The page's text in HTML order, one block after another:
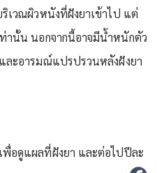
เวณผิวหนังที่ฝังยาเข้าไป แต่
านั้น นอกจากนี้อาจมีน้ำหนักตัว
ละอารมณ์แปรปรวนหลังฝังยา
อดูแผลที่ฝังยา และต่อไปปีละ